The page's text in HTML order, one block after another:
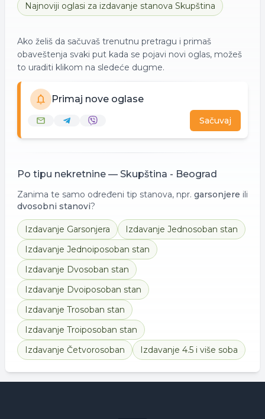
Najnoviji oglasi za izdavanje stanova Skupština
Ako želiš da sačuvaš trenutnu pretragu i primaš
obaveštenja svaki put kada se pojavi novi oglas, možeš
to uraditi klikom na sledeće dugme.
Primaj nove oglase
Sačuvaj
Po tipu nekretnine — Skupština - Beograd
Zanima te samo određeni tip stanova, npr. garsonjere ili
dvosobni stanovi?
Izdavanje Garsonjera Izdavanje Jednosoban stan
Izdavanje Jednoiposoban stan
Izdavanje Dvosoban stan
Izdavanje Dvoiposoban stan
Izdavanje Trosoban stan
Izdavanje Troiposoban stan
Izdavanje Četvorosoban Izdavanje 4.5 i više soba